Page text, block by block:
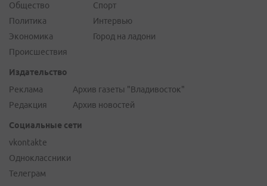
Общество
Политика
Экономика
Происшествия
Спорт
Интервью
Город на ладони
Издательство
Реклама
Редакция
Архив газеты "Владивосток"
Архив новостей
Социальные сети
vkontakte
Одноклассники
Телеграм